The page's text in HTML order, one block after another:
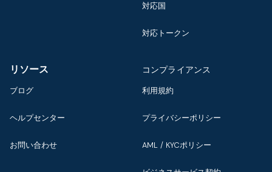
対応国
対応トークン
リソース
ブログ
ヘルプセンター
お問い合わせ
コンプライアンス
利用規約
プライバシーポリシー
AML / KYCポリシー